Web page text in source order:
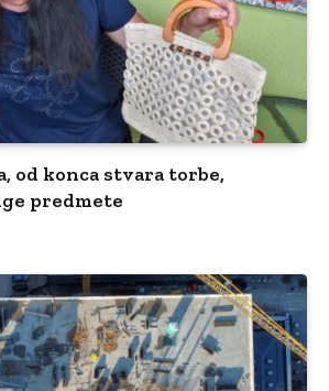
od konca stvara torbe,
predmete